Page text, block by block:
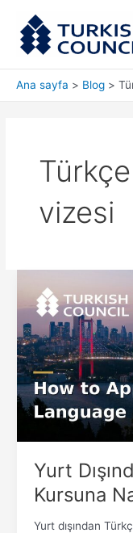
Ana sayfa Blog
vizesi
Yurt
Kursuna
Yurt dışından
Dışından
Türkçe
Dil
Kursuna
Nasıl
Başvurulur